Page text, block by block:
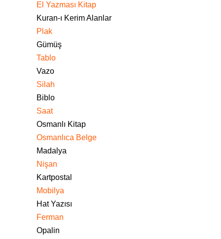
El Yazması Kitap
Kuran-ı Kerim Alanlar
Plak
Gümüş
Tablo
Vazo
Silah
Biblo
Saat
Osmanlı Kitap
Osmanlıca Belge
Madalya
Nişan
Kartpostal
Mobilya
Hat Yazısı
Ferman
Opalin